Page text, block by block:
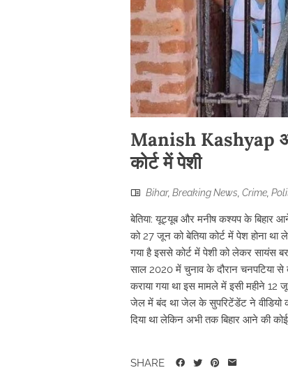
Manish Kashyap आज
कोर्ट में पेशी
Bihar, Breaking News Crime
बेतिया: यूट्यूब और मनीष कश्यप के बिहार
को 27 जून को बेतिया कोर्ट में पेश होना
गया है इससे कोर्ट में पेशी को लेकर सायंस
साल 2020 में चुनाव के दौरान चनपटिया
कराया गया था इस मामले में इसी महीने 12
जेल में बंद था जेल के सुपरिटेंडेंट ने वीडियो
दिया था लेकिन अभी तक बिहार आने की
SHARE